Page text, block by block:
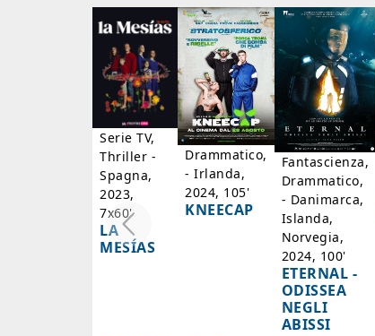
Serie TV,
Thriller -
Spagna,
2023,
7x60'
LA
MESÍAS
Drammatico,
- Irlanda,
2024, 105'
KNEECAP
Fantascienza,
Drammatico,
- Danimarca,
Islanda,
Norvegia,
2024, 100'
ETERNAL -
ODISSEA
NEGLI
ABISSI